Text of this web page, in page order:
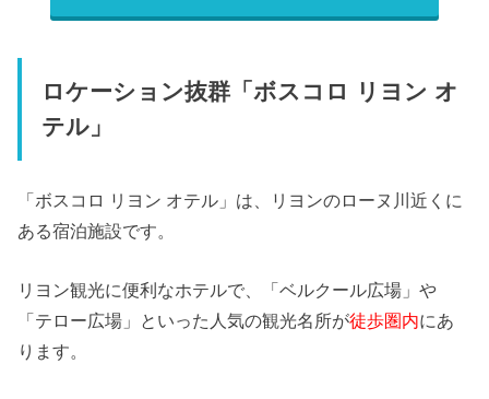
ロケーション抜群「ボスコロ リヨン オ
テル」
「ボスコロ リヨン オテル」は、リヨンのローヌ川近くに
ある宿泊施設です。
リヨン観光に便利なホテルで、「ベルクール広場」や
「テロー広場」といった人気の観光名所が徒歩圏内にあ
ります。